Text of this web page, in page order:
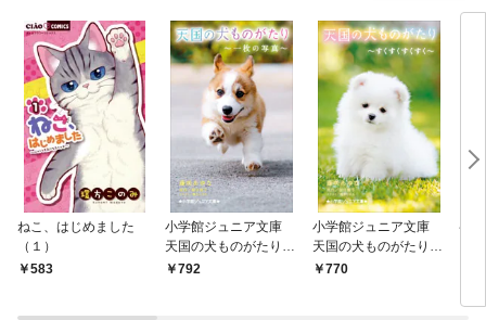
ねこ、はじめました
（１）
583
小学館ジュニア文庫
天国の犬ものがたり～
一枚の写真～
792
小学館ジュニア文庫
天国の犬ものがたり～
すくすくすくすく～
770
ペ